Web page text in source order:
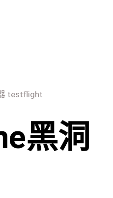
testflight
黑洞